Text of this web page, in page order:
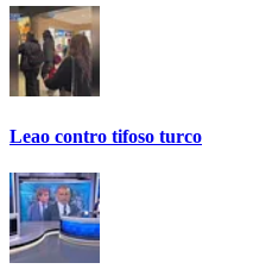
Leao contro tifoso turco